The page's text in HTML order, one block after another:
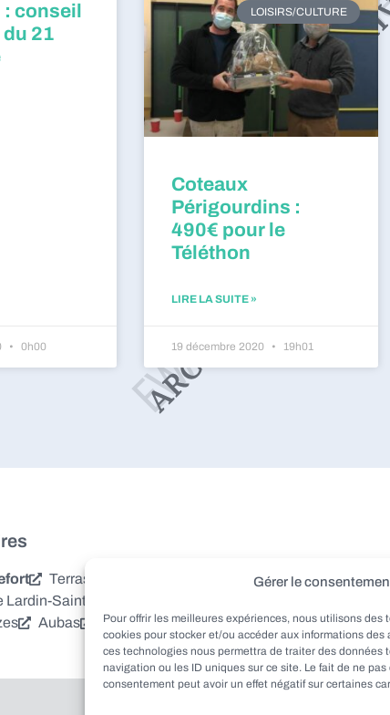
Gérer le
Pour offrir les meilleures expériences, nous utilisons des
cookies pour stocker et/ou accéder aux informations des
ces technologies nous permettra de traiter des données
navigation ou les ID uniques sur ce site. Le fait de ne
consentement peut avoir un effet négatif sur certaines
conseil
21
0h00
LOISIRS/CULTURE
Coteaux
Périgourdins :
490€ pour le
Téléthon
LIRE LA SUITE »
19 décembre 2020 19h01
Terrasson-Lavilledieu Montignac
Pazayac
Lardin-Saint-Lazare
Aubas VillacAzerat LadornacTourtoirac